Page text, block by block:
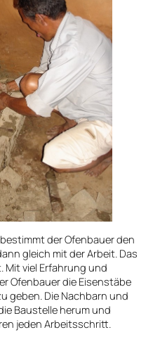
der Ofenbauer den
gleich mit der Arbeit. Das
Mit viel Erfahrung und
Ofenbauer die Eisenstäbe
geben. Die Nachbarn und
Baustelle herum und
jeden Arbeitsschritt.